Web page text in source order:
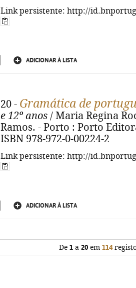
Link persistente: http://
ADICIONAR À LISTA
20 - Gramática de
e 12º anos / Maria Regina
Ramos. - Porto : Porto
ISBN 978-972-0-00224-2
Link persistente: http://
ADICIONAR À LISTA
De 1 a 20 em 114